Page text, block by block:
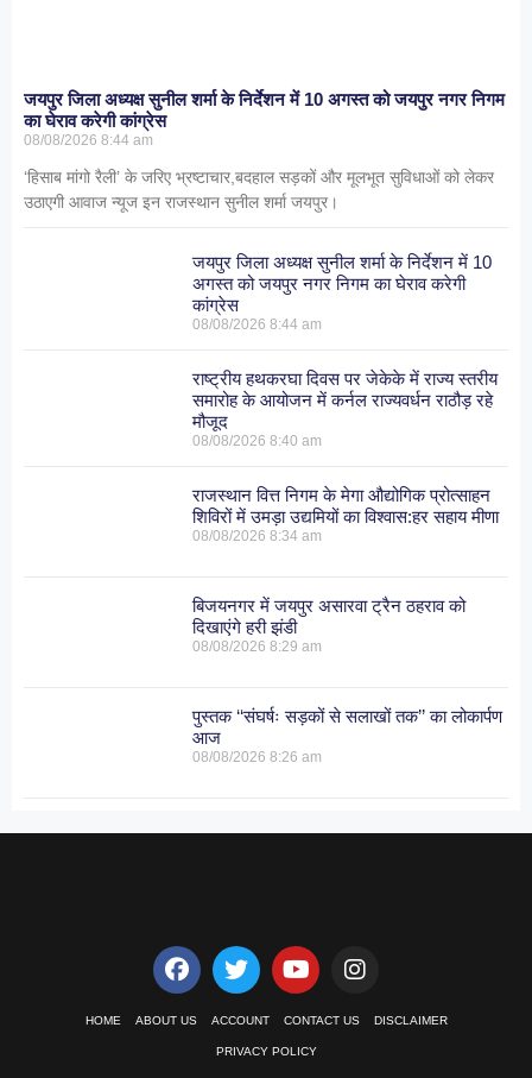
जयपुर जिला अध्यक्ष सुनील शर्मा के निर्देशन में 10 अगस्त को जयपुर नगर निगम
का घेराव करेगी कांग्रेस
08/08/2026 8:44 am
‘हिसाब मांगो रैली’ के जरिए भ्रष्टाचार,बदहाल सड़कों और मूलभूत सुविधाओं को लेकर
उठाएगी आवाज न्यूज इन राजस्थान सुनील शर्मा जयपुर।
जयपुर जिला अध्यक्ष सुनील शर्मा के निर्देशन में 10
अगस्त को जयपुर नगर निगम का घेराव करेगी
कांग्रेस
08/08/20268:44 am
राष्ट्रीय हथकरघा दिवस पर जेकेके में राज्य स्तरीय
समारोह के आयोजन में कर्नल राज्यवर्धन राठौड़ रहे
मौजूद
08/08/20268:40 am
राजस्थान वित्त निगम के मेगा औद्योगिक प्रोत्साहन
शिविरों में उमड़ा उद्यमियों का विश्वास:हर सहाय मीणा
08/08/20268:34 am
बिजयनगर में जयपुर असारवा ट्रैन ठहराव को
दिखाएंगे हरी झंडी
08/08/20268:29 am
पुस्तक ‘‘संघर्षः सड़कों से सलाखों तक’’ का लोकार्पण
आज
08/08/20268:26 am
HOME ABOUT US ACCOUNT CONTACT US DISCLAIMER
PRIVACY POLICY